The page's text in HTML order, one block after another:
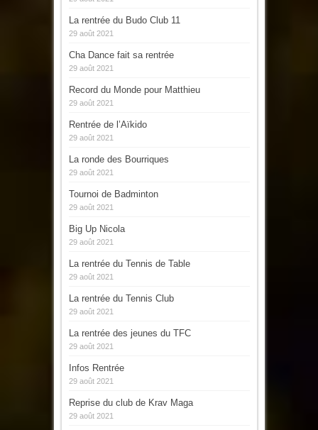
La rentrée du Budo Club 11
29 août 2021
Cha Dance fait sa rentrée
29 août 2021
Record du Monde pour Matthieu
29 août 2021
Rentrée de l’Aïkido
29 août 2021
La ronde des Bourriques
29 août 2021
Tournoi de Badminton
29 août 2021
Big Up Nicola
29 août 2021
La rentrée du Tennis de Table
29 août 2021
La rentrée du Tennis Club
29 août 2021
La rentrée des jeunes du TFC
29 août 2021
Infos Rentrée
29 août 2021
Reprise du club de Krav Maga
29 août 2021